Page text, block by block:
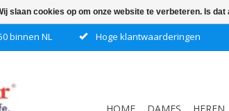
binnen NL Hoge klantwaarderingen
slaan cookies op om onze website te verbeteren. Is dat